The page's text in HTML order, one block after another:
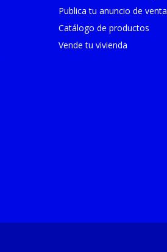
Publica tu anuncio de venta
Catálogo de productos
Vende tu vivienda